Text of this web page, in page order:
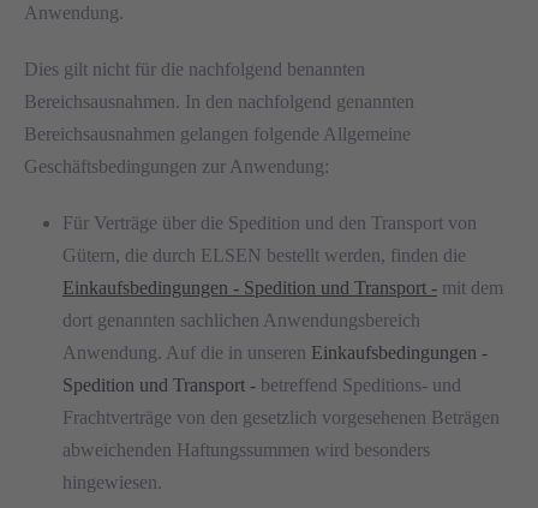
Anwendung.
Dies gilt nicht für die nachfolgend benannten
Bereichsausnahmen. In den nachfolgend genannten
Bereichsausnahmen gelangen folgende Allgemeine
Geschäftsbedingungen zur Anwendung:
Für Verträge über die Spedition und den Transport von
Gütern, die durch ELSEN bestellt werden, finden die
Einkaufsbedingungen - Spedition und Transport - mit dem
dort genannten sachlichen Anwendungsbereich
Anwendung. Auf die in unseren Einkaufsbedingungen -
Spedition und Transport - betreffend Speditions- und
Frachtverträge von den gesetzlich vorgesehenen Beträgen
abweichenden Haftungssummen wird besonders
hingewiesen.